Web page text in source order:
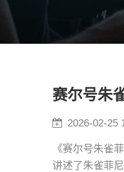
赛尔号朱
2026-02-25
《赛尔号朱雀
讲述了朱雀菲